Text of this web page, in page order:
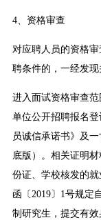
4、资格审查
对应聘人员的资格
聘条件的，一经发现
进入面试资格审查
单位公开招聘报名
员诚信承诺书》及
底版）。相关证明
份证、学校核发的
函〔2019〕1号规定
制研究生，提交有